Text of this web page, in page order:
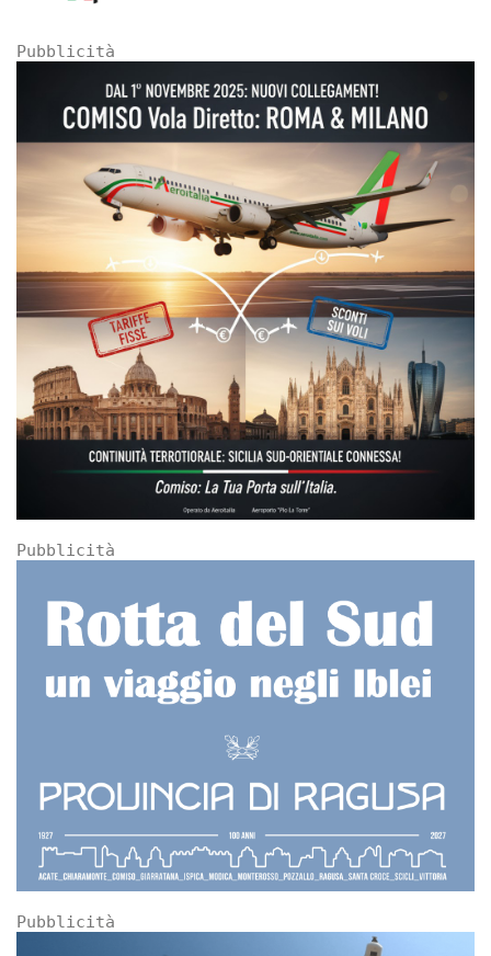
Pubblicità
Pubblicità
Pubblicità